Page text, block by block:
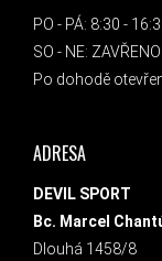
PO - PÁ: 8:30 -
SO - NE: ZAVŘENO
Po dohodě
ADRESA
DEVIL SPORT
Bc. Marcel
Dlouhá 1458/8